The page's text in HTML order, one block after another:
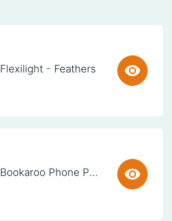
Flexilight - Feathers
Bookaroo Phone Pocket - Brown